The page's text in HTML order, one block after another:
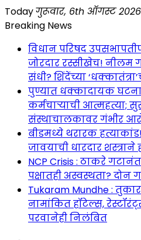
Skip
to
Todayगुरूवार, 6th ऑगस्ट 2026
Breaking News
विधान परिषद
जोरदार रस्सीखेच! नीलम
संधी? शिंदेंच्या
पुण्यात धक्कादायक घटना!
कर्मचाऱ्याची आत्महत्या;
संस्थाचालकावर गंभीर
बीडमध्ये थरारक
जावयाची धारदार
NCP Crisis : ठाकरे
पक्षातही अस्वस्थता?
Tukaram Mundhe :
नामांकित हॉटेल्स,
परवानेही निलंबित